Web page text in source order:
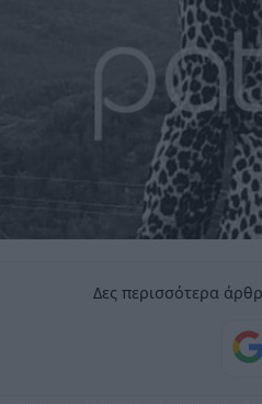
Δες περισσότερα